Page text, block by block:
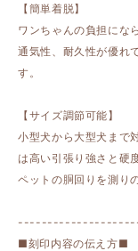
【簡単着脱】
ワンちゃんの負担にな
通気性、耐久性が優れ
す。
【サイズ調節可能】
小型犬から大型犬まで
は高い引張り強さと硬
ペットの胴回りを測り
■刻印内容の伝え方■